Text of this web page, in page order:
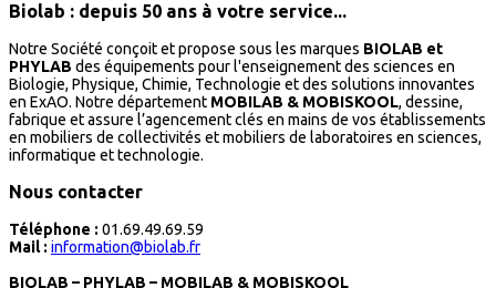
Biolab : depuis 50 ans à votre service...
Notre Société conçoit et propose sous les marques BIOLAB et
PHYLAB des équipements pour l'enseignement des sciences en
Biologie, Physique, Chimie, Technologie et des solutions innovantes
en ExAO. Notre département MOBILAB & MOBISKOOL, dessine,
fabrique et assure l’agencement clés en mains de vos établissements
en mobiliers de collectivités et mobiliers de laboratoires en sciences,
informatique et technologie.
Nous contacter
Téléphone : 01.69.49.69.59
Mail : information@biolab.fr
BIOLAB – PHYLAB – MOBILAB & MOBISKOOL